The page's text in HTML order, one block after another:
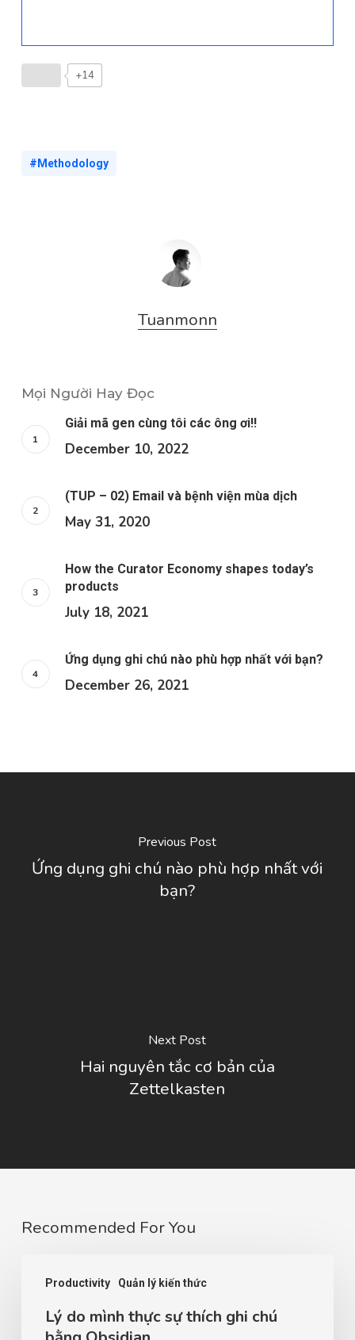
+14
#Methodology
Tuanmonn
Mọi Người Hay Đọc
Giải mã gen cùng tôi các ông ơi!!
December 10, 2022
(TUP – 02) Email và bệnh viện mùa dịch
May 31, 2020
How the Curator Economy shapes today’s
products
July 18, 2021
Ứng dụng ghi chú nào phù hợp nhất với bạn?
December 26, 2021
Previous Post
Ứng dụng ghi chú nào phù hợp nhất với
bạn?
Next Post
Hai nguyên tắc cơ bản của
Zettelkasten
Recommended For You
Productivity Quản lý kiến thức
Lý do mình thực sự thích ghi chú